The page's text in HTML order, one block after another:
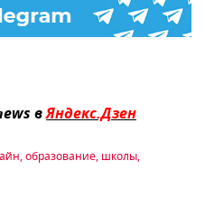
вЯндекс.Дзен
,образование, школы,